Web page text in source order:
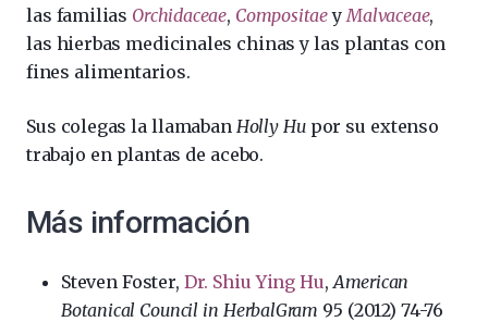
las familias Orchidaceae, CompositaeyMalvaceae,
las hierbas medicinales chinas y las plantas con
fines alimentarios.
Sus colegas la llamaban Holly Hupor su extenso
trabajo en plantas de acebo.
Más información
Steven Foster, Dr. Shiu Ying Hu,American
Botanical Council in HerbalGram 95 (2012) 74-76